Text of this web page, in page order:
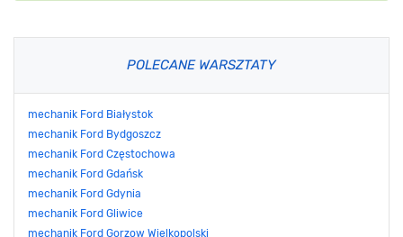
POLECANE WARSZTATY
mechanik Ford Białystok
mechanik Ford Bydgoszcz
mechanik Ford Częstochowa
mechanik Ford Gdańsk
mechanik Ford Gdynia
mechanik Ford Gliwice
mechanik Ford Gorzow Wielkopolski